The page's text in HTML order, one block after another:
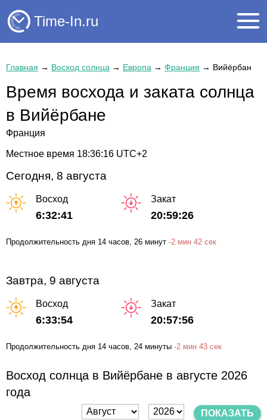
Time-In.ru
Главная → Восход солнца → Европа → Франция → Вийёрбан
Время восхода и заката солнца
в Вийёрбане
Франция
Местное время 18:36:16 UTC+2
Сегодня, 8 августа
Восход
6:32:41
Закат
20:59:26
Продолжительность дня 14 часов , 26 минут -2 мин 42 сек
Завтра, 9 августа
Восход
6:33:54
Закат
20:57:56
Продолжительность дня 14 часов, 24 минуты -2 мин 43 сек
Восход солнца в Вийёрбане в августе 2026
года
ПОКАЗАТЬ